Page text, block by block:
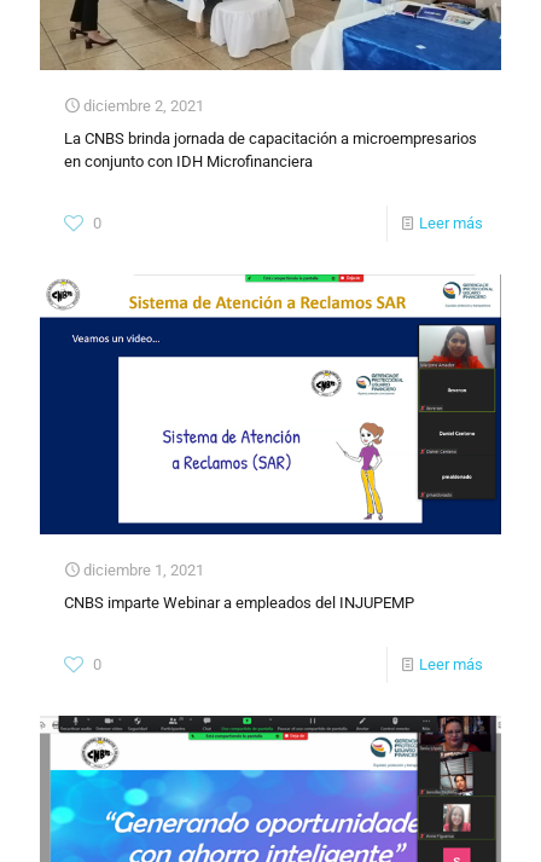
diciembre 2, 2021
La CNBS brinda jornada de capacitación a microempresarios
en conjunto con IDH Microfinanciera
0 Leer más
diciembre 1, 2021
CNBS imparte Webinar a empleados del INJUPEMP
0 Leer más